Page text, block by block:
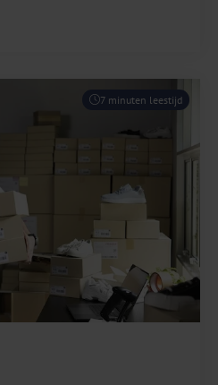
7 minuten leestijd